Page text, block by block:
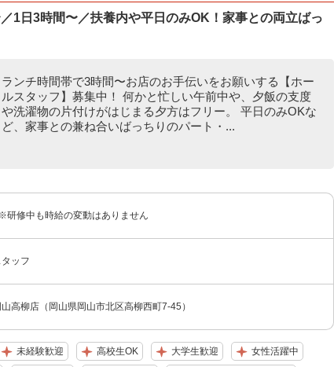
1日3時間〜／扶養内や平日のみOK！家事との両立ばっ
ランチ時間帯で3時間〜お店のお手伝いをお願いする【ホー
ルスタッフ】募集中！ 何かと忙しい午前中や、夕飯の支度
や洗濯物の片付けがはじまる夕方はフリー。 平日のみOKな
ど、家事との兼ね合いばっちりのパート・...
研修中も時給の変動はありません
ッフ
高柳店（岡山県岡山市北区高柳西町7-45）
未経験歓迎 高校生OK 大学生歓迎 女性活躍中